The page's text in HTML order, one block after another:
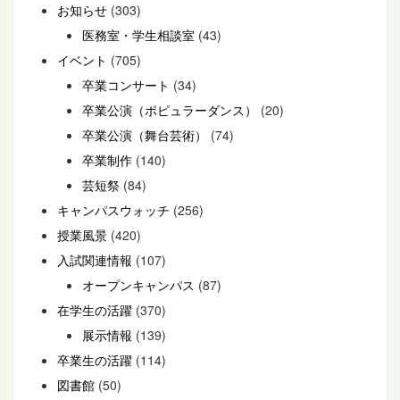
お知らせ (303)
医務室・学生相談室 (43)
イベント (705)
卒業コンサート (34)
卒業公演（ポピュラーダンス）
(20)
卒業公演（舞台芸術）
(74)
卒業制作 (140)
芸短祭 (84)
キャンパスウォッチ (256)
授業風景 (420)
入試関連情報 (107)
オープンキャンパス (87)
在学生の活躍 (370)
展示情報 (139)
卒業生の活躍 (114)
図書館 (50)